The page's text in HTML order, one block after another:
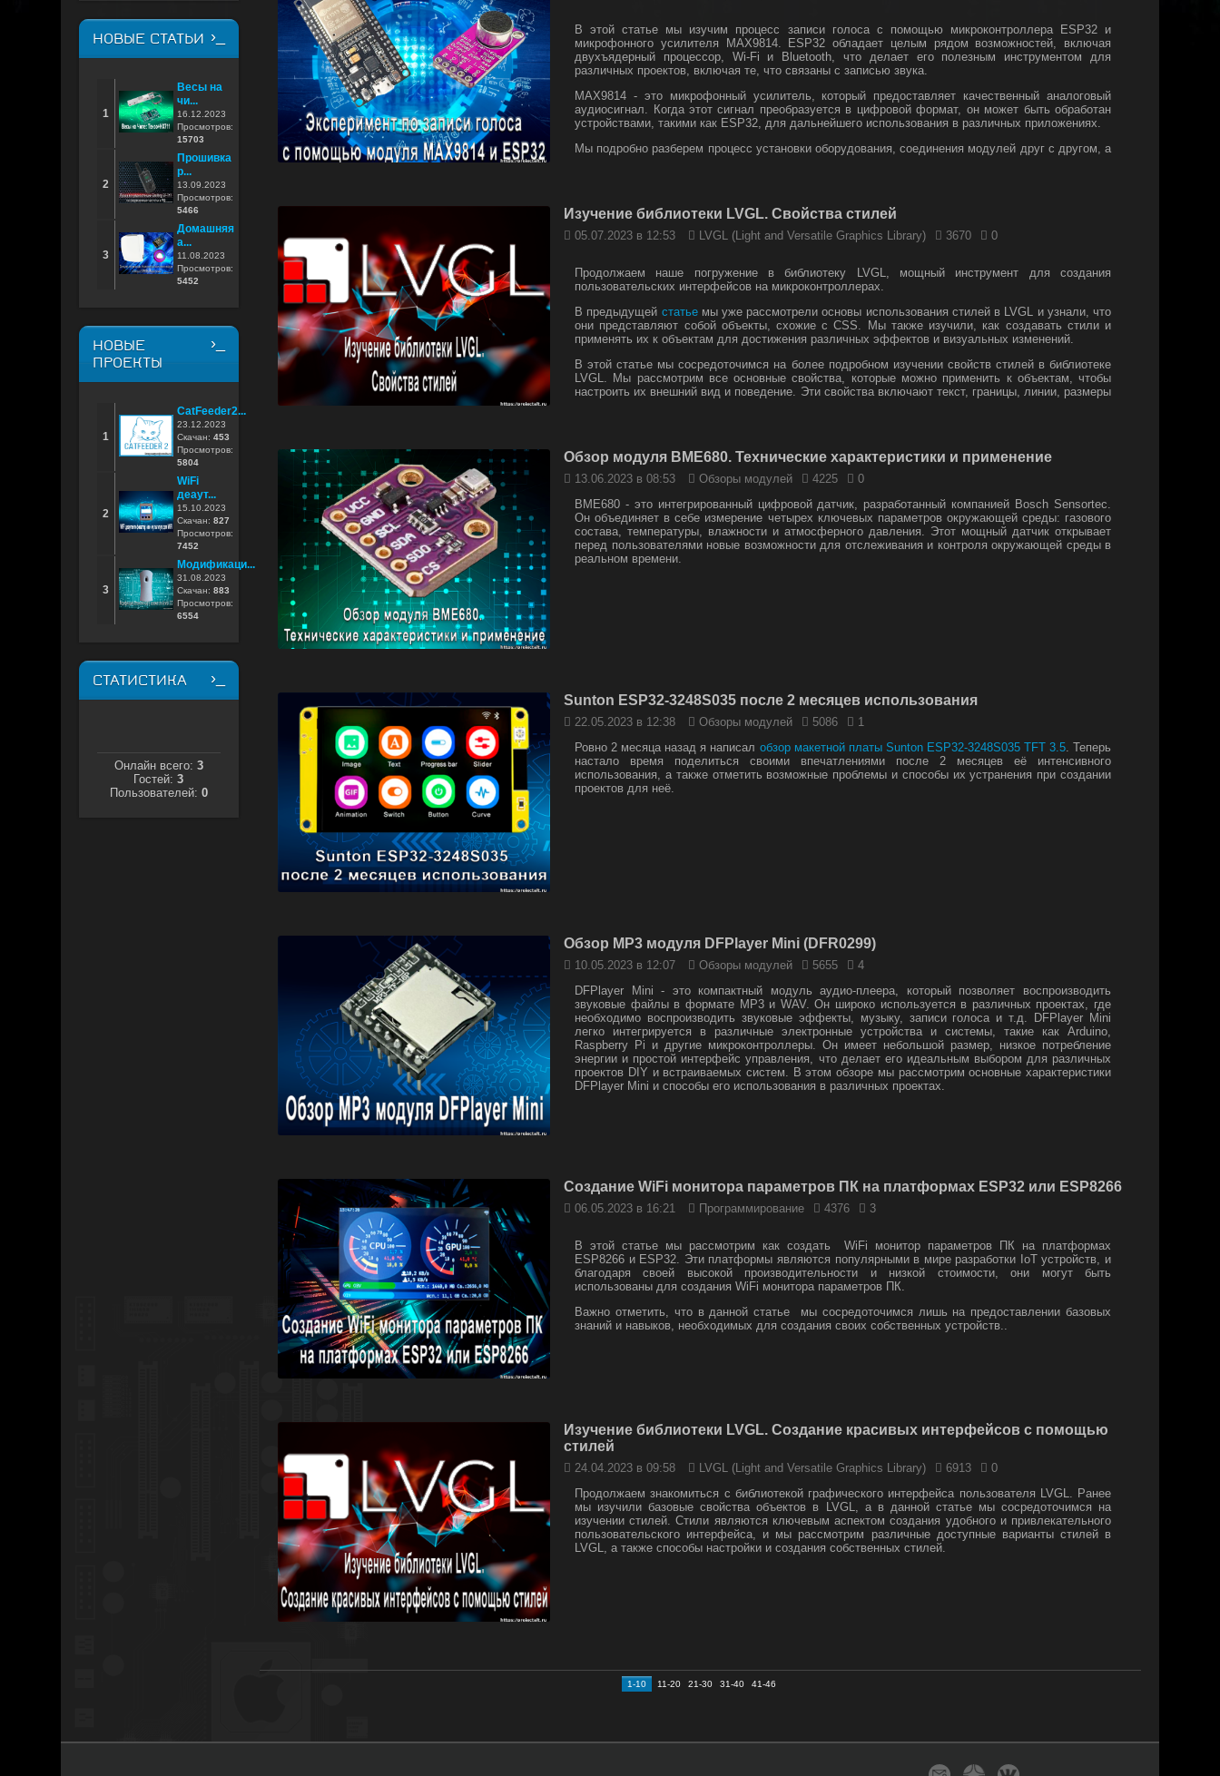
В этой статье мы изучим процесс записи голоса с помощью микроконтроллера ESP32 и
микрофонного усилителя MAX9814. ESP32 обладает целым рядом возможностей, включая
двухъядерный процессор, Wi-Fi и Bluetooth, что делает его полезным инструментом для
различных проектов, включая те, что связаны с записью звука.
MAX9814 - это микрофонный усилитель, который предоставляет качественный аналоговый
аудиосигнал. Когда этот сигнал преобразуется в цифровой формат, он может быть обработан
устройствами, такими как ESP32, для дальнейшего использования в различных приложениях.
Мы подробно разберем процесс установки оборудования, соединения модулей друг с другом, а
Цель этого эксперимента - сборка рабочего прототипа устройства захвата и записи аналогового
звука средствами ESP32, с перекодированием "на лету" в формат wav. Управление записью, а
Изучение библиотеки LVGL. Свойства стилей
05.07.2023 в 12:53 LVGL (Light and Versatile Graphics Library) 3670 0
Продолжаем наше погружение в библиотеку LVGL, мощный инструмент для создания
пользовательских интерфейсов на микроконтроллерах.
В предыдущей статьемы уже рассмотрели основы использования стилей в LVGL и узнали, что
они представляют собой объекты, схожие с CSS. Мы также изучили, как создавать стили и
применять их к объектам для достижения различных эффектов и визуальных изменений.
В этой статье мы сосредоточимся на более подробном изучении свойств стилей в библиотеке
LVGL. Мы рассмотрим все основные свойства, которые можно применить к объектам, чтобы
настроить их внешний вид и поведение. Эти свойства включают текст, границы, линии, размеры
Обзор модуля BME680. Технические характеристики и применение
13.06.2023 в 08:53 Обзоры модулей 4225
0
BME680 - это интегрированный цифровой датчик, разработанный компанией Bosch Sensortec.
Он объединяет в себе измерение четырех ключевых параметров окружающей среды: газового
состава, температуры, влажности и атмосферного давления. Этот мощный датчик открывает
перед пользователями новые возможности для отслеживания и контроля окружающей среды в
реальном времени.
Sunton ESP32-3248S035 после 2 месяцев использования
22.05.2023 в 12:38 Обзоры модулей 5086
1
Ровно 2 месяца назад я написал обзор макетной платы Sunton ESP32-3248S035 TFT 3.5. Теперь
настало время поделиться своими впечатлениями после 2 месяцев её интенсивного
использования, а также отметить возможные проблемы и способы их устранения при создании
проектов для неё.
Обзор MP3 модуля DFPlayer Mini (DFR0299)
10.05.2023 в 12:07 Обзоры модулей 5655
4
DFPlayer Mini - это компактный модуль аудио-плеера, который позволяет воспроизводить
звуковые файлы в формате MP3 и WAV. Он широко используется в различных проектах, где
необходимо воспроизводить звуковые эффекты, музыку, записи голоса и т.д. DFPlayer Mini
легко интегрируется в различные электронные устройства и системы, такие как Arduino,
Raspberry Pi и другие микроконтроллеры. Он имеет небольшой размер, низкое потребление
энергии и простой интерфейс управления, что делает его идеальным выбором для различных
проектов DIY и встраиваемых систем. В этом обзоре мы рассмотрим основные характеристики
DFPlayer Mini и способы его использования в различных проектах.
Создание WiFi монитора параметров ПК на платформах ESP32 или ESP8266
06.05.2023 в 16:21 Программирование 4376 3
В этой статье мы рассмотрим как создать WiFi монитор параметров ПК на платформах
ESP8266 и ESP32. Эти платформы являются популярными в мире разработки IoT устройств, и
благодаря своей высокой производительности и низкой стоимости, они могут быть
использованы для создания WiFi монитора параметров ПК.
Важно отметить, что в данной статье мы сосредоточимся лишь на предоставлении базовых
знаний и навыков, необходимых для создания своих собственных устройств..
Изучение библиотеки LVGL. Cоздание красивых интерфейсов с помощью
стилей
24.04.2023 в 09:58 LVGL (Light and Versatile Graphics Library) 6913
0
Продолжаем знакомиться с библиотекой графического интерфейса пользователя LVGL. Ранее
мы изучили базовые свойства объектов в LVGL, а в данной статье мы сосредоточимся на
изучении стилей. Стили являются ключевым аспектом создания удобного и привлекательного
пользовательского интерфейса, и мы рассмотрим различные доступные варианты стилей в
LVGL, а также способы настройки и создания собственных стилей.
1-10 11-20 21-30 31-40 41-46
НОВЫЕ СТАТЬИ
1
Весы на
чи...
16.12.2023
Просмотров:
15703
2
Прошивка
р...
13.09.2023
Просмотров:
5466
3
Домашняя
а...
11.08.2023
Просмотров:
5452
НОВЫЕ
ПРОЕКТЫ
1
CatFeeder2...
23.12.2023
Скачан:453
Просмотров:
5804
2
WiFi
деаут...
15.10.2023
Скачан:827
Просмотров:
7452
3
Модификаци...
31.08.2023
Скачан:883
Просмотров:
6554
СТАТИСТИКА
Онлайн всего: 3
Гостей:3
Пользователей: 0